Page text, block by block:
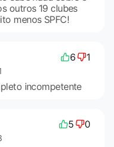
outros 19 clubes
menos SPFC!
6 1
incompetente
5 0